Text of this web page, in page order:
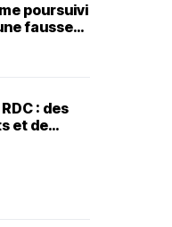
poursuivi
fausse
: des
et de
à Ilebo